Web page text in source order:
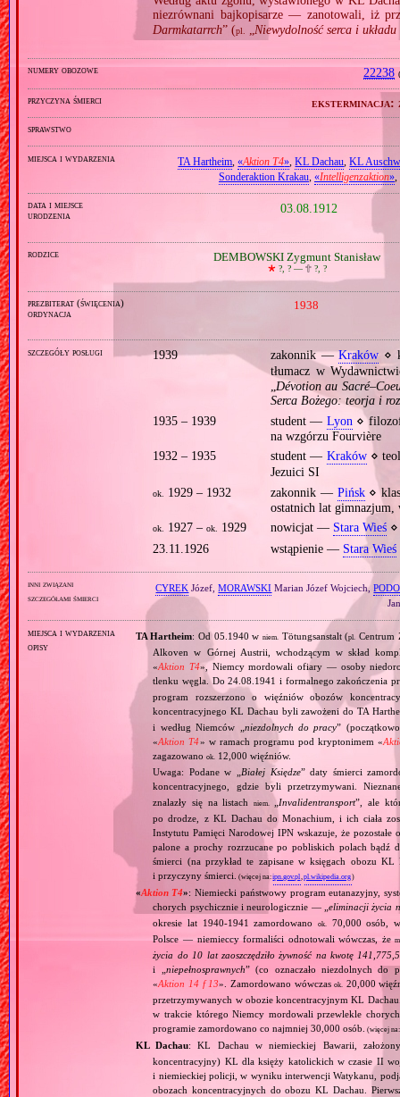
niezrównani bajkopisarze — zanotowali, iż
Darmkatarrch” (pl. Niewydolność serca i
numery obozowe 22238 (
przyczyna śmierci eksterminacja:
sprawstwo
miejsca i wydarzenia TA Hartheim,«Aktion T4»,KL Dachau,KL
Sonderaktion Krakau, «Intelligenzaktion»,
data i miejsce
urodzenia
03.08.1912
rodzice DEMBOWSKI Zygmunt Stanisław
🞲?, ? — 🕆?, ?
prezbiterat (święcenia)
ordynacja
1938
szczegóły posługi 1939 zakonnik —Kraków ⋄
tłumacz w
„Dévotion au
Serca Bożego: teorja i
1935 – 1939
student — Lyon ⋄
na wzgórzu Fourvière
1932 – 1935
student — Kraków⋄
Jezuici SI
ok. 1929 – 1932 zakonnik — Pińsk⋄
ostatnich lat gimnazjum,
ok. 1927 –ok. 1929 nowicjat — Stara Wieś⋄
23.11.1926
wstąpienie — Stara Wieś
inni związani
szczegółami śmierci
CYREK Józef,MORAWSKI Marian Józef Wojciech,
miejsca i wydarzenia
opisy
TA Hartheim: Od 05.1940 w niem. Tötungsanstalt (pl. Centrum
Alkoven w Górnej Austrii, wchodzącym w skład
«Aktion T4», Niemcy mordowali ofiary — osoby
tlenku węgla. Do 24.08.1941 i formalnego zakończenia
program rozszerzono o więźniów obozów
koncentracyjnego KL Dachau byli zawożeni do TA
i według Niemców „ niezdolnych do pracy”
«Aktion T4» w ramach programu pod kryptonimem «
zagazowanook. 12,000 więźniów.
Uwaga: Podane w „ Białej Księdze” daty śmierci
koncentracyjnego, gdzie byli przetrzymywani.
znalazły się na listach
niem. Invalidentransport”, ale
po drodze, z KL Dachau do Monachium, i ich ciała
Instytutu Pamięci Narodowej IPN wskazuje, że
palone a prochy rozrzucane po pobliskich polach bądź
śmierci (na przykład te zapisane w księgach obozu
i przyczyny śmierci.
(więcej na:ipn.gov.pl,pl.wikipedia.org)
«Aktion T4»: Niemiecki państwowy program eutanazyjny,
chorych psychicznie i neurologicznie — „eliminacji życia
okresie lat 1940‐1941 zamordowanook.
70,000 osób,
Polsce — niemieccy formaliści odnotowali wówczas, że
życia do 10 lat zaoszczędziło żywność na kwotę
i „ niepełnosprawnych” (co oznaczało niezdolnych do
«Aktion 14 f 13». Zamordowano wówczasok. 20,000
przetrzymywanych w obozie koncentracyjnym KL
w trakcie którego Niemcy mordowali przewlekle
programie zamordowano co najmniej 30,000 osób.
(więcej
KL Dachau: KL Dachau w niemieckiej Bawarii,
koncentracyjny) KL dla księży katolickich w czasie II
i niemieckiej policji, w wyniku interwencji Watykanu,
obozach koncentracyjnych do obozu KL Dachau.